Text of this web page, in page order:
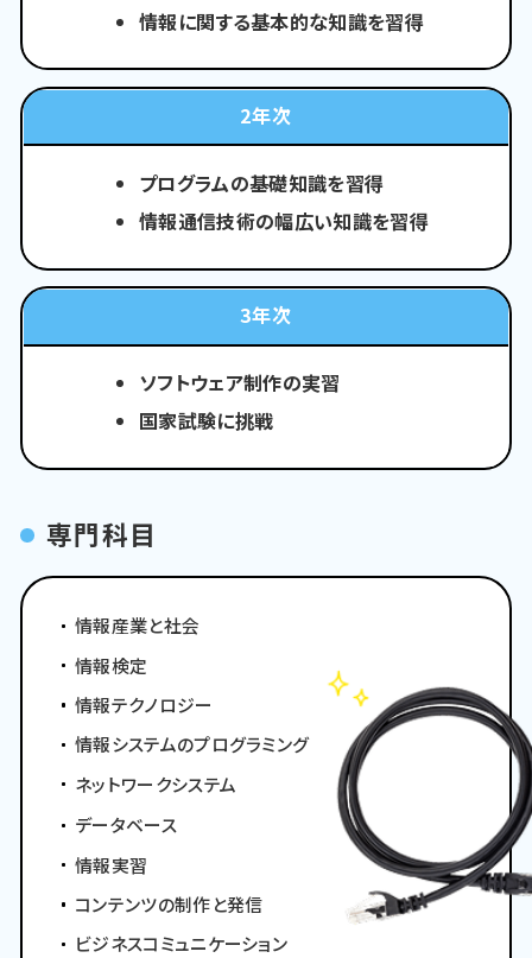
情報に関する基本的な知識を習得
2年次
プログラムの基礎知識を習得
情報通信技術の幅広い知識を習得
3年次
ソフトウェア制作の実習
国家試験に挑戦
専門科目
情報産業と社会
情報検定
情報テクノロジー
情報システムのプログラミング
ネットワークシステム
データベース
情報実習
コンテンツの制作と発信
ビジネスコミュニケーション